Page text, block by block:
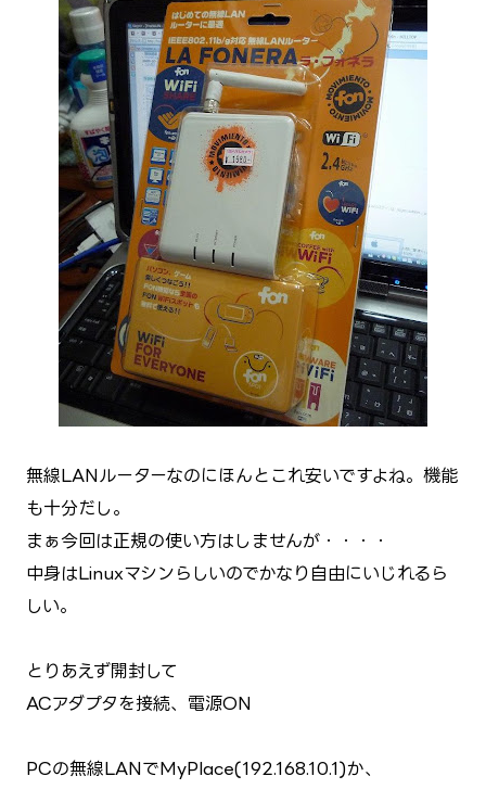
無線LANルーターなのにほんとこれ安いですよね。機能
も十分だし。
まぁ今回は正規の使い方はしませんが・・・・
中身はLinuxマシンらしいのでかなり自由にいじれるら
しい。
とりあえず開封して
ACアダプタを接続、電源ON
PCの無線LANでMyPlace(192.168.10.1)か、